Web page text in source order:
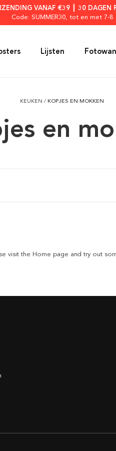
VANAF €39 ┃ 30 DAGEN
Code: SUMMER30, tot en met 7-8
Lijsten
KEUKEN / KOPJES EN MOKKEN
en
visit the Home page and try out